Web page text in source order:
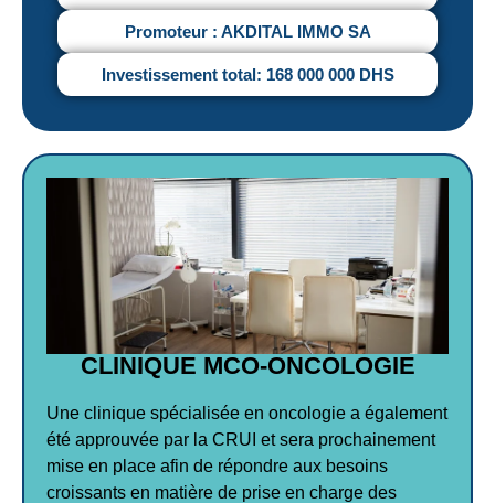
Promoteur : AKDITAL IMMO SA
Investissement total: 168 000 000 DHS
CLINIQUE MCO-ONCOLOGIE
Une clinique spécialisée en oncologie a également
été approuvée par la CRUI et sera prochainement
mise en place afin de répondre aux besoins
croissants en matière de prise en charge des